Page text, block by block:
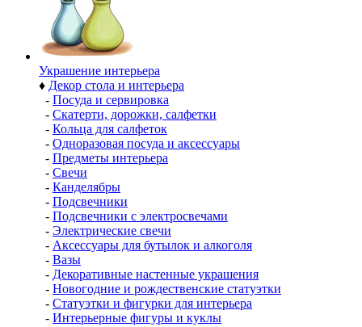
Украшение интерьера
♦ Декор стола и интерьера
- Посуда и сервировка
- Скатерти, дорожки, салфетки
- Кольца для салфеток
- Одноразовая посуда и аксессуары
- Предметы интерьера
- Свечи
- Канделябры
- Подсвечники
- Подсвечники с электросвечами
- Электрические свечи
- Аксессуары для бутылок и алкоголя
- Вазы
- Декоративные настенные украшения
- Новогодние и рождественские статуэтки
- Статуэтки и фигурки для интерьера
- Интерьерные фигуры и куклы